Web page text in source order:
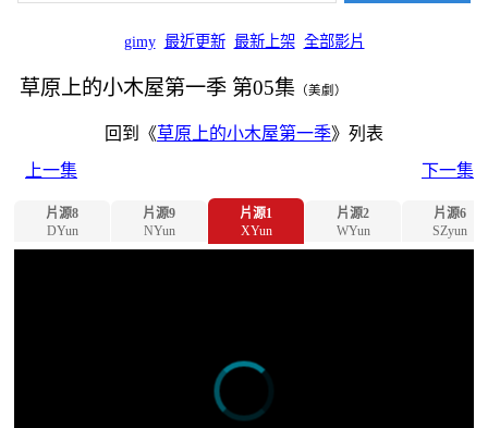
gimy 最近更新 最新上架 全部影片
草原上的小木屋第一季 第05集 （美劇）
回到《草原上的小木屋第一季》列表
上一集
下一集
片源8
DYun
片源9
NYun
片源1
XYun
片源2
WYun
片源6
SZyun